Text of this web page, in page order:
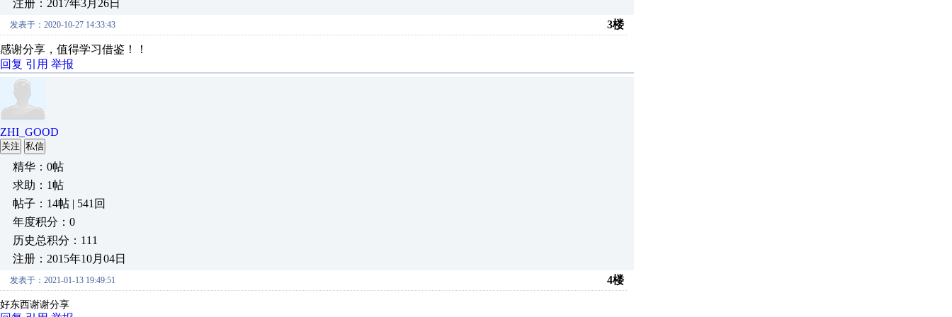
注册：2017年3月26日
发表于：2020-10-27 14:33:43 3楼
感谢分享，值得学习借鉴！！
回复 引用 举报
ZHI_GOOD
关注 私信
精华：0帖
求助：1帖
帖子：14帖 | 541回
年度积分：0
历史总积分：111
注册：2015年10月04日
发表于：2021-01-13 19:49:51 4楼
好东西谢谢分享